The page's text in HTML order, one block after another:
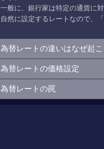
一般に、銀行家は特定の通貨に
自然に設定するレートなので、
為替レートの違いはなぜ起
為替レートの価格設定
為替レートの罠